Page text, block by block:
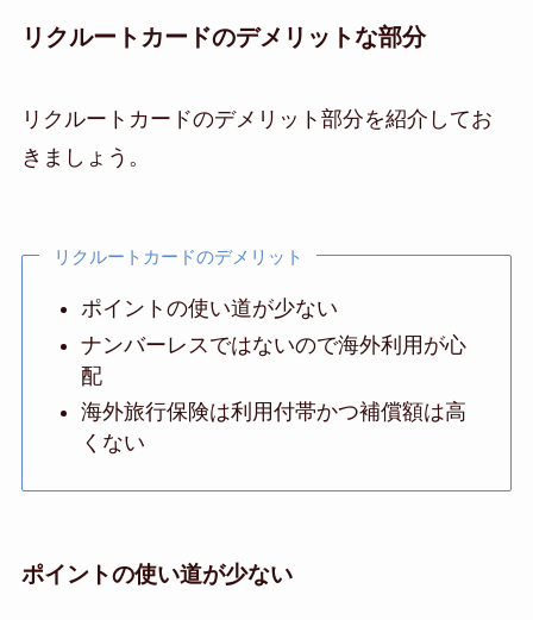
リクルートカードのデメリットな部分
リクルートカードのデメリット部分を紹介してお
きましょう。
リクルートカードのデメリット
ポイントの使い道が少ない
ナンバーレスではないので海外利用が心
配
海外旅行保険は利用付帯かつ補償額は高
くない
ポイントの使い道が少ない